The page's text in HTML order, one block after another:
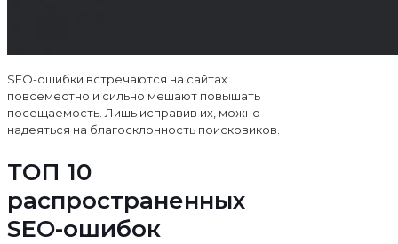
SEO-ошибки встречаются на сайтах
повсеместно и сильно мешают повышать
посещаемость. Лишь исправив их, можно
надеяться на благосклонность поисковиков.
ТОП 10
распространенных
SEO-ошибок